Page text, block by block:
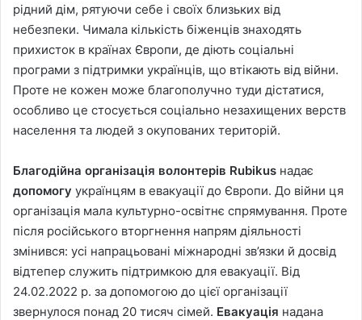
рідний дім, рятуючи себе і своїх близьких від
небезпеки. Чимала кількість біженців знаходять
прихисток в країнах Європи, де діють соціальні
програми з підтримки українців, що втікають від війни.
Проте не кожен може благополучно туди дістатися,
особливо це стосується соціально незахищених верств
населення та людей з окупованих територій.
Благодійна організація волонтерів Rubikus надає
допомогу українцям в евакуації до Європи. До війни ця
організація мала культурно-освітнє спрямування. Проте
після російського вторгнення напрям діяльності
змінився: усі напрацьовані міжнародні зв’язки й досвід
відтепер служить підтримкою для евакуації. Від
24.02.2022 р. за допомогою до цієї організації
звернулося понад 20 тисяч сімей. Евакуація надана